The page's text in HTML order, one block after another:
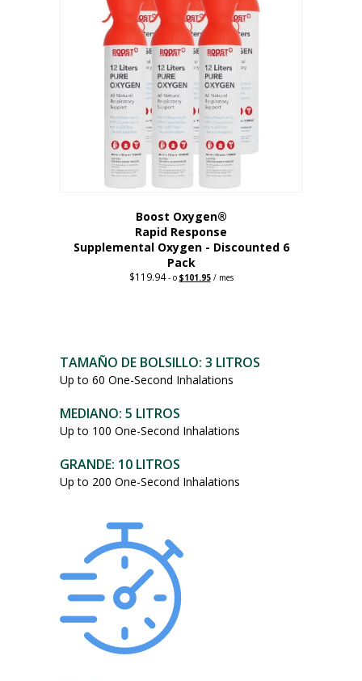
Boost Oxygen®
Rapid Response
Supplemental Oxygen - Discounted 6
Pack
$119.94 -o Precio
$101.95El/ mes
TAMAÑO DE BOLSILLO: 3 LITROS
Up to 60 One-Second Inhalations
MEDIANO: 5 LITROS
Up to 100 One-Second Inhalations
GRANDE: 10 LITROS
Up to 200 One-Second Inhalations